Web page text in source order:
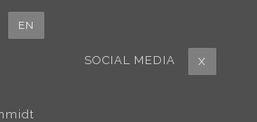
EN
SOCIAL MEDIA X